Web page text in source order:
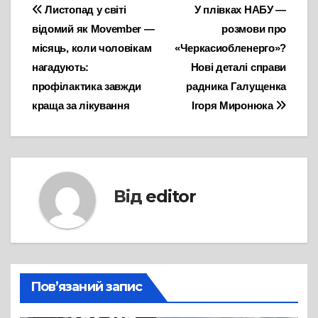
Навігація
записів
У плівках НАБУ —
розмови про
«Черкасиобленерго»?
Нові деталі справи
радника Галущенка
Ігоря Миронюка
Листопад у світі
відомий як Movember —
місяць, коли чоловікам
нагадують:
профілактика завжди
краща за лікування
Від editor
Пов’язаний запис